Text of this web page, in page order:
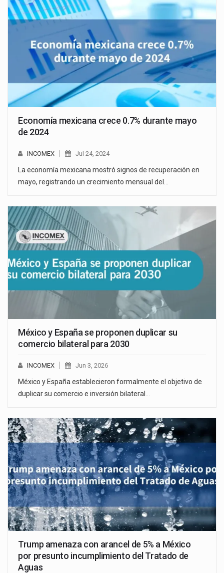
Economía mexicana crece 0.7% durante mayo
de 2024
INCOMEX Jul 24, 2024
La economía mexicana mostró signos de recuperación en
mayo, registrando un crecimiento mensual del…
México y España se proponen duplicar su
comercio bilateral para 2030
INCOMEX Jun 3, 2026
México y España establecieron formalmente el objetivo de
duplicar su comercio e inversión bilateral…
Trump amenaza con arancel de 5% a México
por presunto incumplimiento del Tratado de
Aguas